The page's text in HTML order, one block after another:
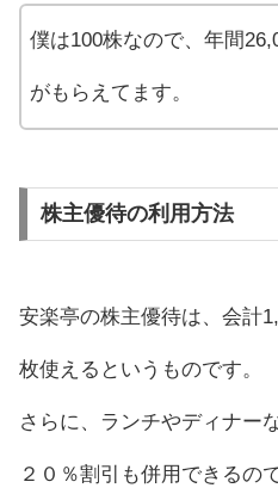
僕は100株なので、年間
がもらえてます。
株主優待の利用方法
安楽亭の株主優待は、会計
枚使えるというものです。
さらに、ランチやディナー
２０％割引も併用できるの